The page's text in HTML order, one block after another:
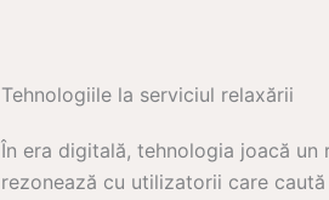
Tehnologiile la serviciul relaxării
În era digitală, tehnologia joacă
rezonează cu utilizatorii care